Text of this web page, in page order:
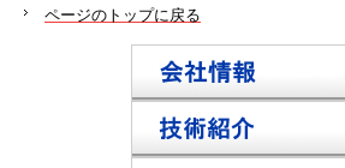
ページのトップに戻る
会社情報
技術紹介